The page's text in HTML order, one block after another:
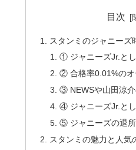
目次
スタンミのジャニーズ
① ジャニーズJr.と
② 合格率0.01%のオ
③ NEWSや山田涼
④ ジャニーズJr.と
⑤ ジャニーズの退
スタンミの魅力と人気